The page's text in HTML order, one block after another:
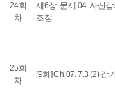
24회
차
제6장. 문제 04. 자산
조정
25회
차
[9회] Ch 07. 7.3.(2) 감